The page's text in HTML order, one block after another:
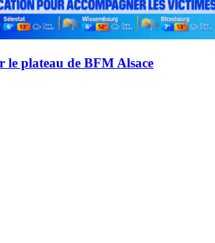
le plateau de BFM Alsace